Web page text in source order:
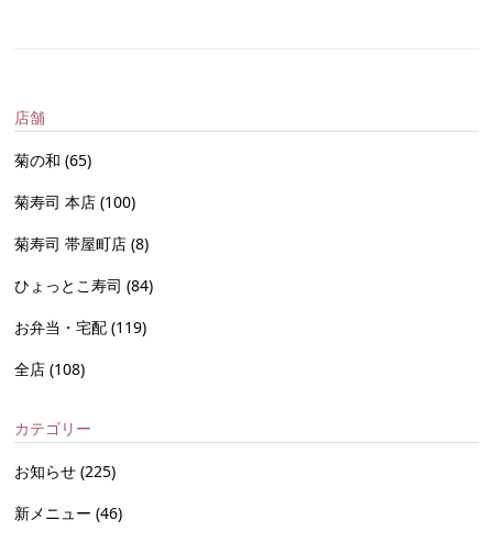
店舗
菊の和(65)
菊寿司 本店(100)
菊寿司 帯屋町店(8)
ひょっとこ寿司(84)
お弁当・宅配(119)
全店(108)
カテゴリー
お知らせ(225)
新メニュー(46)